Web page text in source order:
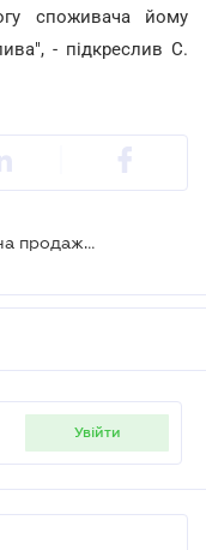
споживача йому
- підкреслив С.
В Україні встановлюється заборона на продаж неякісних нафтопродуктів
увійти